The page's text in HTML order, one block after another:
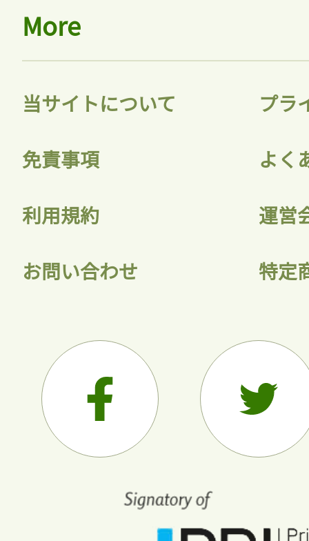
More
当サイトについて プラ
免責事項 よく
利用規約 運営
お問い合わせ 特定